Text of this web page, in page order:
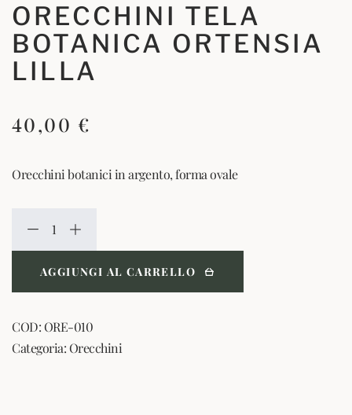
ORECCHINI TELA
BOTANICA ORTENSIA
LILLA
40,00€
Orecchini botanici in argento, forma ovale
AGGIUNGI AL CARRELLO
COD:ORE-010
Categoria:Orecchini